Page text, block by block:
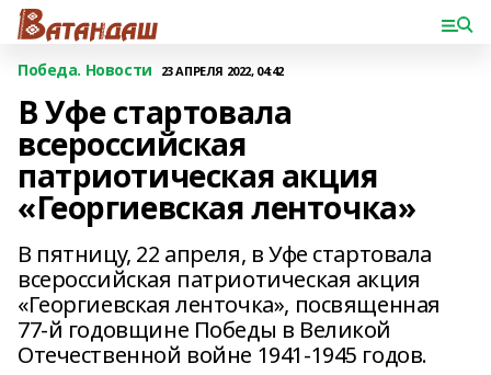
Победа. Новости 23 АПРЕЛЯ 2022, 04:42
В Уфе стартовала
всероссийская
патриотическая акция
«Георгиевская ленточка»
В пятницу, 22 апреля, в Уфе стартовала
всероссийская патриотическая акция
«Георгиевская ленточка», посвященная
77-й годовщине Победы в Великой
Отечественной войне 1941-1945 годов.